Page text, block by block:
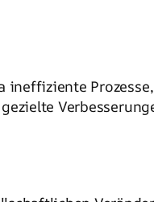
ineffiziente